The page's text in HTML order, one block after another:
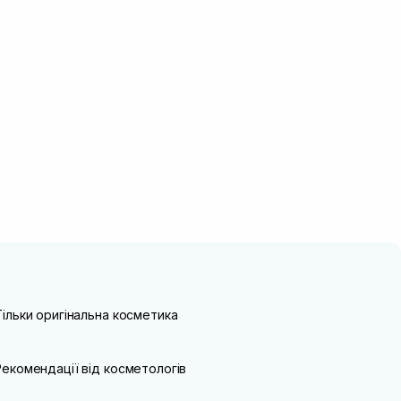
оригінальна косметика
від косметологів